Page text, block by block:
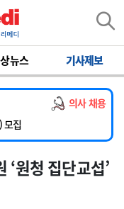
뉴스 기사제보
의사 채용
의사 채용
계약직 의사 공개채용
모집
의사 채용
원청 집단교섭’